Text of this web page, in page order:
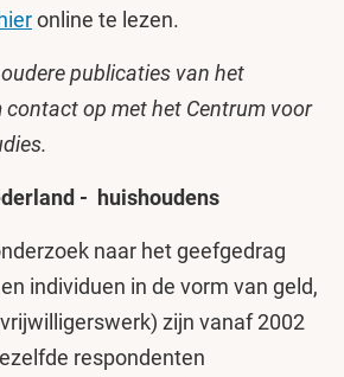
hieronline te lezen.
publicaties van het
contact op met het Centrum voor
- huishoudens
naar het geefgedrag
individuen in de vorm van geld,
zijn vanaf 2002
respondenten